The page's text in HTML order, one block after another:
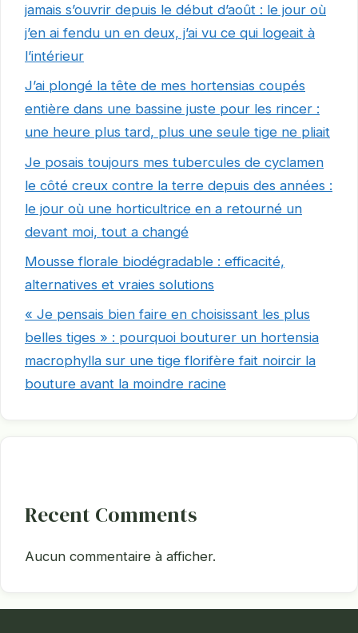
jamais s’ouvrir depuis le début d’août : le jour où
j’en ai fendu un en deux, j’ai vu ce qui logeait à
l’intérieur
J’ai plongé la tête de mes hortensias coupés
entière dans une bassine juste pour les rincer :
une heure plus tard, plus une seule tige ne pliait
Je posais toujours mes tubercules de cyclamen
le côté creux contre la terre depuis des années :
le jour où une horticultrice en a retourné un
devant moi, tout a changé
Mousse florale biodégradable : efficacité,
alternatives et vraies solutions
« Je pensais bien faire en choisissant les plus
belles tiges » : pourquoi bouturer un hortensia
macrophylla sur une tige florifère fait noircir la
bouture avant la moindre racine
Recent Comments
Aucun commentaire à afficher.